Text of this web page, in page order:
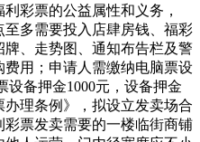
彩票的公益属性和义务，
至多需要投入店肆房钱、福彩
、走势图、通知布告栏及警
用；申请人需缴纳电脑票设
设备押金1000元，设备押金
理条例》，拟设立发卖场合
票发卖需要的一楼临街商铺